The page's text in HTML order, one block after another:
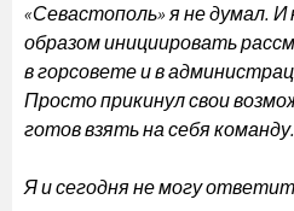
«Севастополь» я не думал.
образом инициировать
в горсовете и в
Просто прикинул свои
готов взять на себя команду.
Я и сегодня не могу